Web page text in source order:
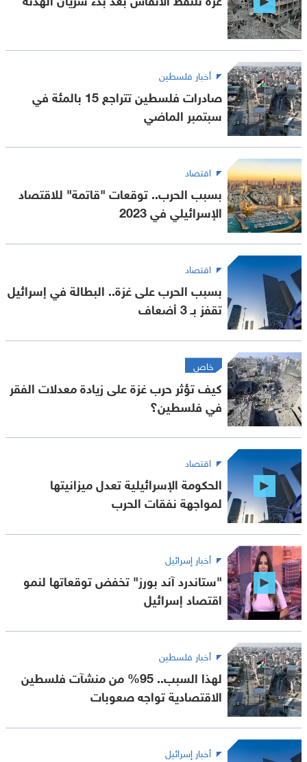
أخبار فلسطين
صادرات فلسطين تتراجع 15 بالمئة في
سبتمبر الماضي
اقتصاد
بسبب الحرب.. توقعات "قاتمة" للاقتصاد
الإسرائيلي في 2023
اقتصاد
بسبب الحرب على غزة.. البطالة في إسرائيل
تقفز بـ 3 أضعاف
خاص
كيف تؤثر حرب غزة على زيادة معدلات الفقر
في فلسطين؟
اقتصاد
الحكومة الإسرائيلية تعدل ميزانيتها
لمواجهة نفقات الحرب
أخبار إسرائيل
"ستاندرد آند بورز" تخفض توقعاتها لنمو
اقتصاد إسرائيل
أخبار فلسطين
لهذا السبب.. 95% من منشآت فلسطين
الاقتصادية تواجه صعوبات
أخبار إسرائيل